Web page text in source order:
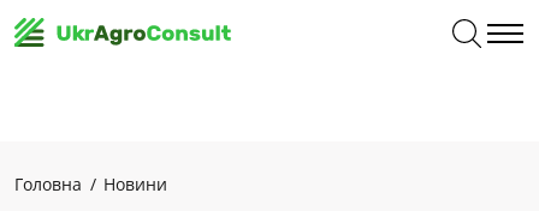
Головна Новини